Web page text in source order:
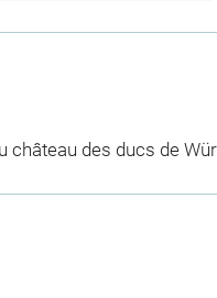
château des ducs de